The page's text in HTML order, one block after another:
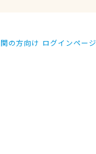
の方向け ログインページ